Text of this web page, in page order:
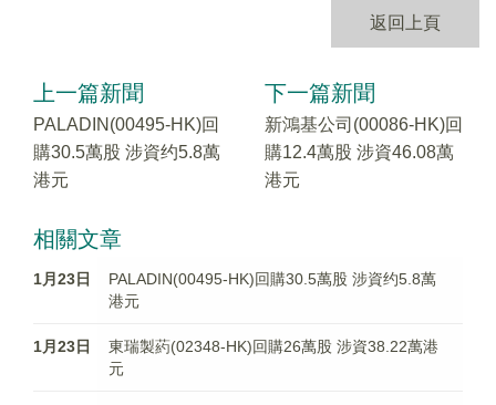
返回上頁
上一篇新聞
PALADIN(00495-HK)回
購30.5萬股 涉資约5.8萬
港元
下一篇新聞
新鴻基公司(00086-HK)回
購12.4萬股 涉資46.08萬
港元
相關文章
1月23日
PALADIN(00495-HK)回購30.5萬股 涉資约5.8萬
港元
1月23日
東瑞製葯(02348-HK)回購26萬股 涉資38.22萬港
元